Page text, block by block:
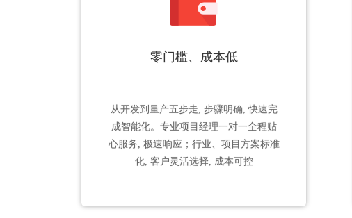
零门槛、成本低
从开发到量产五步走, 步骤明确, 快速完
成智能化。专业项目经理一对一全程贴
心服务, 极速响应；行业、项目方案标准
化, 客户灵活选择, 成本可控